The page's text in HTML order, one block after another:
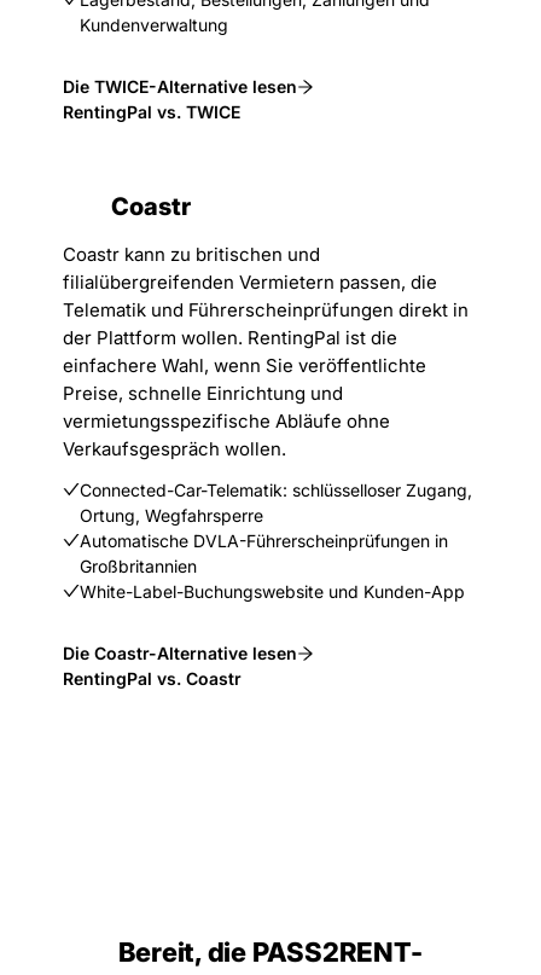
Kundenverwaltung
Die TWICE-Alternative lesen
RentingPal vs. TWICE
Coastr
Coastr kann zu britischen und
filialübergreifenden Vermietern passen, die
Telematik und Führerscheinprüfungen direkt in
der Plattform wollen. RentingPal ist die
einfachere Wahl, wenn Sie veröffentlichte
Preise, schnelle Einrichtung und
vermietungsspezifische Abläufe ohne
Verkaufsgespräch wollen.
Connected-Car-Telematik: schlüsselloser Zugang,
Ortung, Wegfahrsperre
Automatische DVLA-Führerscheinprüfungen in
Großbritannien
White-Label-Buchungswebsite und Kunden-App
Die Coastr-Alternative lesen
RentingPal vs. Coastr
Bereit, die PASS2RENT-